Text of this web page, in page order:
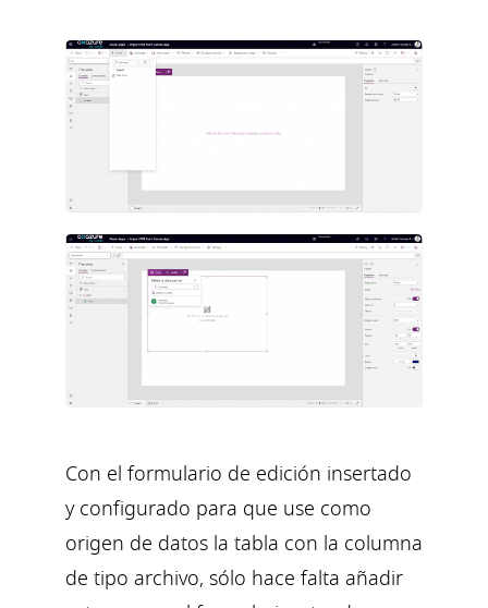
Con el formulario de edición insertado
y configurado para que use como
origen de datos la tabla con la columna
de tipo archivo, sólo hace falta añadir